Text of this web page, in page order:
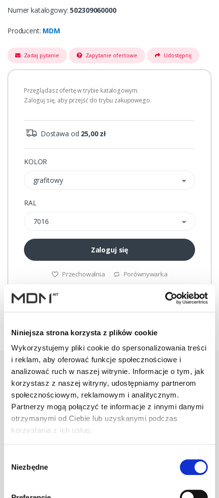
Niniejsza strona korzysta z plików cookie
Wykorzystujemy pliki cookie do spersonalizowania treści
i reklam, aby oferować funkcje społecznościowe i
analizować ruch w naszej witrynie. Informacje o tym, jak
korzystasz z naszej witryny, udostępniamy partnerom
społecznościowym, reklamowym i analitycznym.
Partnerzy mogą połączyć te informacje z innymi danymi
otrzymanymi od Ciebie lub uzyskanymi podczas
korzystania z ich usług.
zgody
Niezbędne
Numer katalogowy:502309060000
Producent: MDM
Zadaj pytanie Zapytanie ofertowe Udostępnij
Przeglądasz ofertę w trybie katalogowym.
Zaloguj się, aby przejść do trybu zakupowego.
Dostawa od 25,00 zł
KOLOR
grafitowy
RAL
7016
Zaloguj się
Przechowalnia Porównywarka
Warianty Opis Specyfikacja
PRODUKT